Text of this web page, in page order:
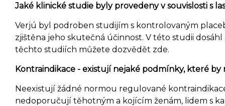
Jaké klinické studie byly provedeny v souvislosti s
Verjú byl podroben studijím s kontrolovaným
zjištěna jeho skutečná účinnost. V této studii dosáhl
těchto studiích můžete dozvědět zde.
Kontraindikace - existují nejaké podmínky, které by
Neexistují žádné normou regulované
nedoporučují těhotným a kojícím ženám, lidem s